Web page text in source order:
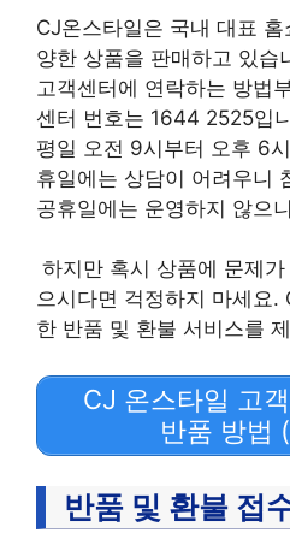
CJ온스타일은 국내 대표
양한 상품을 판매하고 있
고객센터에 연락하는 방법
센터 번호는 1644 2525입
평일 오전 9시부터 오후 6
휴일에는 상담이 어려우니
공휴일에는 운영하지 않으
하지만 혹시 상품에 문제
으시다면 걱정하지 마세요.
한 반품 및 환불 서비스를
CJ 온스타일 고
반품 방법
반품 및 환불 접